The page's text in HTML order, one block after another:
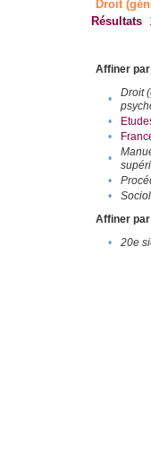
Droit
Résultats
Affiner
•
Droit
•
•
•
•
•
Affiner
•
20e